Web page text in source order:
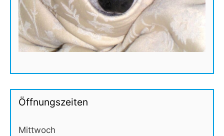
Öffnungszeiten
Mittwoch